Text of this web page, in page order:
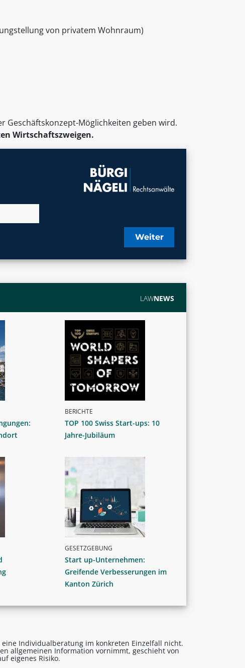
von privatem Wohnraum)
Geschäftskonzept-Möglichkeiten geben wird.
Wirtschaftszweigen.
Weiter
LAWNEWS
BERICHTE
TOP 100 Swiss Start-ups: 10
Jahre-Jubiläum
GESETZGEBUNG
Start up-Unternehmen:
Greifende Verbesserungen im
Kanton Zürich
Individualberatung im konkreten Einzelfall nicht.
allgemeinen Information vornimmt, geschieht von
eigenes Risiko.